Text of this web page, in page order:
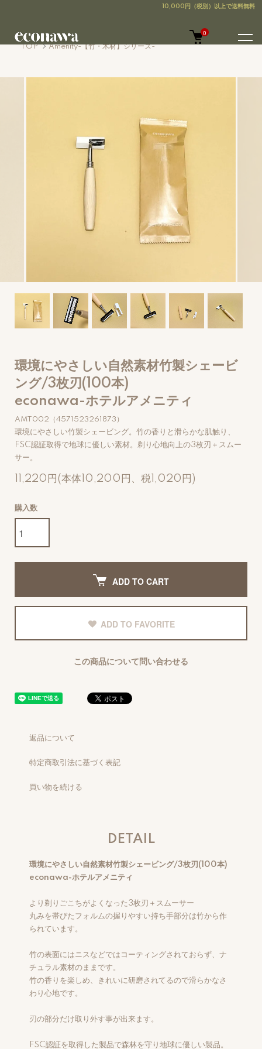
0
TOP Amenity-【竹・木材】シリーズ-
環境にやさしい自然素材竹製シェービ
ング/3枚刃(100本)
econawa-ホテルアメニティ
AMT002（4571523261873）
環境にやさしい竹製シェービング。竹の香りと滑らかな肌触り、
FSC認証取得で地球に優しい素材。剃り心地向上の3枚刃＋スムー
サー。
11,220円(本体10,200円、税1,020円)
購入数
ADD TO CART
ADD TO FAVORITE
この商品について問い合わせる
返品について
特定商取引法に基づく表記
買い物を続ける
DETAIL
環境にやさしい自然素材竹製シェービング/3枚刃(100本)
econawa-ホテルアメニティ
より剃りごこちがよくなった3枚刃＋スムーサー
丸みを帯びたフォルムの握りやすい持ち手部分は竹から作
られています。
竹の表面にはニスなどではコーティングされておらず、ナ
チュラル素材のままです。
竹の香りを楽しめ、きれいに研磨されてるので滑らかなさ
わり心地です。
刃の部分だけ取り外す事が出来ます。
FSC認証を取得した製品で森林を守り地球に優しい製品。